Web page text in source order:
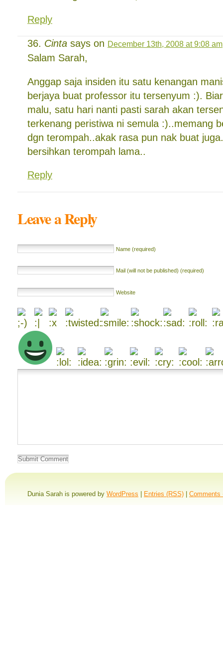
Reply
Cinta says on December 13th, 2008 at 9:08 am
Salam Sarah,
Anggap saja insiden itu satu kenangan
berjaya buat professor itu tersenyum :).
malu, satu hari nanti pasti sarah akan
terkenang peristiwa ni semula :)..memang
dgn terompah..akak rasa pun nak buat
bersihkan terompah lama..
Reply
Leave a Reply
Name (required)
Mail (will not be published) (required)
Website
Dunia Sarah is powered by WordPress Entries (RSS) Comments